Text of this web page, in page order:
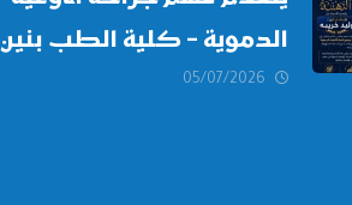
الدموية – كلية الطب بنين
05/07/2026